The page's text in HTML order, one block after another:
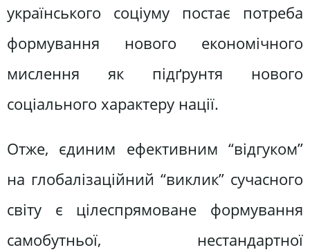
українського соціуму постає потреба
формування нового економічного
мислення як підґрунтя нового
соціального характеру нації.
Отже, єдиним ефективним “відгуком”
на глобалізаційний “виклик” сучасного
світу є цілеспрямоване формування
самобутньої, нестандартної